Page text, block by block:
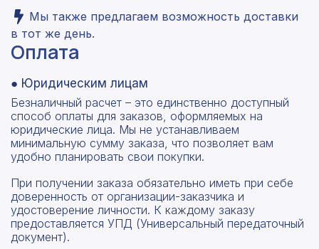
Мы также предлагаем возможность доставки
в тот же день.
Оплата
● Юридическим лицам
Безналичный расчет – это единственно доступный
способ оплаты для заказов, оформляемых на
юридические лица. Мы не устанавливаем
минимальную сумму заказа, что позволяет вам
удобно планировать свои покупки.
При получении заказа обязательно иметь при себе
доверенность от организации-заказчика и
удостоверение личности. К каждому заказу
предоставляется УПД (Универсальный передаточный
документ).